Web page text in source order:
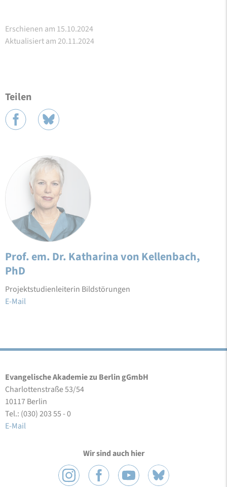
Erschienen am 15.10.2024
Aktualisiert am 20.11.2024
Teilen
Prof. em. Dr. Katharina von Kellenbach,
PhD
Projektstudienleiterin Bildstörungen
E-Mail
Evangelische Akademie zu Berlin gGmbH
Charlottenstraße 53/54
10117 Berlin
Tel.: (030) 203 55 - 0
E-Mail
Wir sind auch hier